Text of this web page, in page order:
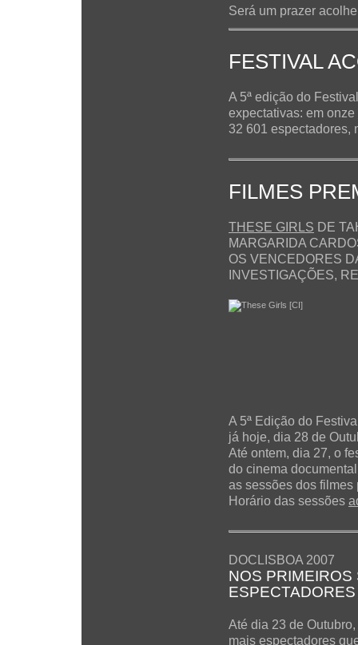
Será um prazer
FESTIVAL
A 5ª edição do
expectativas: em
32 601 espectadores,
FILMES
THESE GIRLS DE
MARGARIDA
OS VENCEDORES
INVESTIGAÇÕES,
A 5ª Edição do
já hoje, dia 28 de
Até ontem, dia 27, o
do cinema
as sessões dos
Horário das sessões
DOCLISBOA 2007
NOS PRIMEIROS
Até dia 23 de
mais espectadores